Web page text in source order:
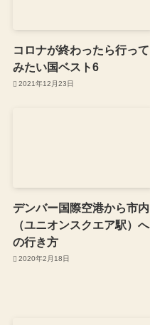
コロナが終わったら行って
みたい国ベスト6
2021年12月23日
デンバー国際空港から市内
（ユニオンスクエア駅）へ
の行き方
2020年2月18日